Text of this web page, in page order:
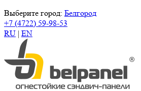
Выберите город: Белгород
+7 (4722) 59-98-53
RU | EN